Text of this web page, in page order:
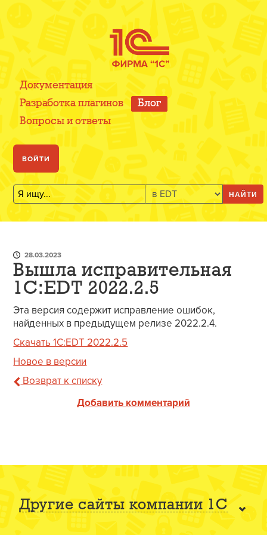
Документация
Разработка плагинов
Блог
Вопросы и ответы
ВОЙТИ
НАЙТИ
28.03.2023
Вышла исправительная
1C:EDT 2022.2.5
Эта версия содержит исправление ошибок,
найденных в предыдущем релизе 2022.2.4.
Скачать 1C:EDT 2022.2.5
Новое в версии
Возврат к списку
Добавить комментарий
Другие сайты компании 1С